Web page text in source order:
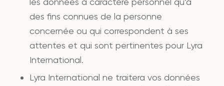
des fins connues de la personne
concernée ou qui correspondent à ses
attentes et qui sont pertinentes pour Lyra
International.
Lyra International ne traitera vos données